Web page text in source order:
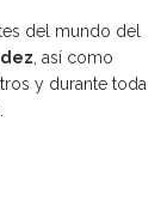
del mundo del
, así como
y durante toda